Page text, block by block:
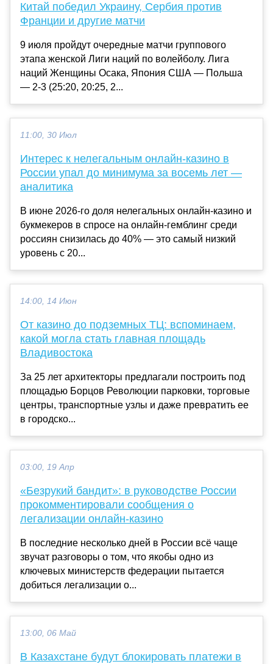
Китай победил Украину, Сербия против
Франции и другие матчи
9 июля пройдут очередные матчи группового
этапа женской Лиги наций по волейболу. Лига
наций Женщины Осака, Япония США — Польша
— 2-3 (25:20, 20:25, 2...
11:00, 30 Июл
Интерес к нелегальным онлайн-казино в
России упал до минимума за восемь лет —
аналитика
В июне 2026-го доля нелегальных онлайн-казино и
букмекеров в спросе на онлайн-гемблинг среди
россиян снизилась до 40% — это самый низкий
уровень с 20...
14:00, 14 Июн
От казино до подземных ТЦ: вспоминаем,
какой могла стать главная площадь
Владивостока
За 25 лет архитекторы предлагали построить под
площадью Борцов Революции парковки, торговые
центры, транспортные узлы и даже превратить ее
в городско...
03:00, 19 Апр
«Безрукий бандит»: в руководстве России
прокомментировали сообщения о
легализации онлайн-казино
В последние несколько дней в России всё чаще
звучат разговоры о том, что якобы одно из
ключевых министерств федерации пытается
добиться легализации о...
13:00, 06 Май
В Казахстане будут блокировать платежи в